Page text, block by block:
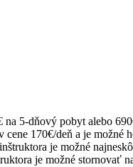
na 5-dňový pobyt alebo
170€/deň a je možné
je možné
je možné stornovať